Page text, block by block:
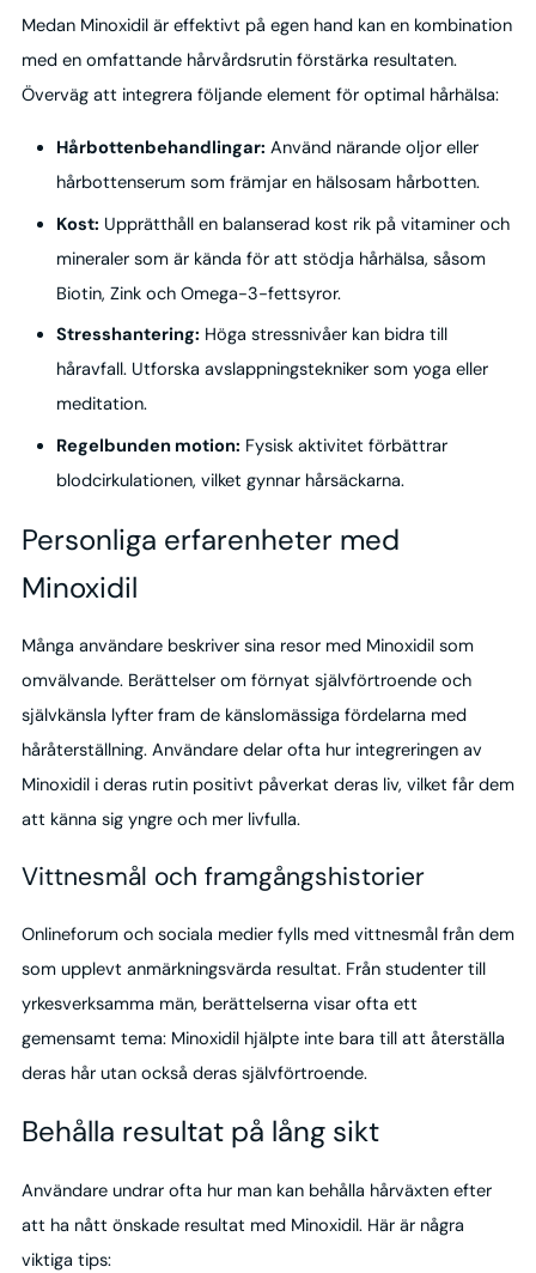
Medan Minoxidil är effektivt på egen hand kan en kombination
med en omfattande hårvårdsrutin förstärka resultaten.
Överväg att integrera följande element för optimal hårhälsa:
Hårbottenbehandlingar: Använd närande oljor eller
hårbottenserum som främjar en hälsosam hårbotten.
Kost: Upprätthåll en balanserad kost rik på vitaminer och
mineraler som är kända för att stödja hårhälsa, såsom
Biotin, Zink och Omega-3-fettsyror.
Stresshantering: Höga stressnivåer kan bidra till
håravfall. Utforska avslappningstekniker som yoga eller
meditation.
Regelbunden motion: Fysisk aktivitet förbättrar
blodcirkulationen, vilket gynnar hårsäckarna.
Personliga erfarenheter med
Minoxidil
Många användare beskriver sina resor med Minoxidil som
omvälvande. Berättelser om förnyat självförtroende och
självkänsla lyfter fram de känslomässiga fördelarna med
håråterställning. Användare delar ofta hur integreringen av
Minoxidil i deras rutin positivt påverkat deras liv, vilket får dem
att känna sig yngre och mer livfulla.
Vittnesmål och framgångshistorier
Onlineforum och sociala medier fylls med vittnesmål från dem
som upplevt anmärkningsvärda resultat. Från studenter till
yrkesverksamma män, berättelserna visar ofta ett
gemensamt tema: Minoxidil hjälpte inte bara till att återställa
deras hår utan också deras självförtroende.
Behålla resultat på lång sikt
Användare undrar ofta hur man kan behålla hårväxten efter
att ha nått önskade resultat med Minoxidil. Här är några
viktiga tips: